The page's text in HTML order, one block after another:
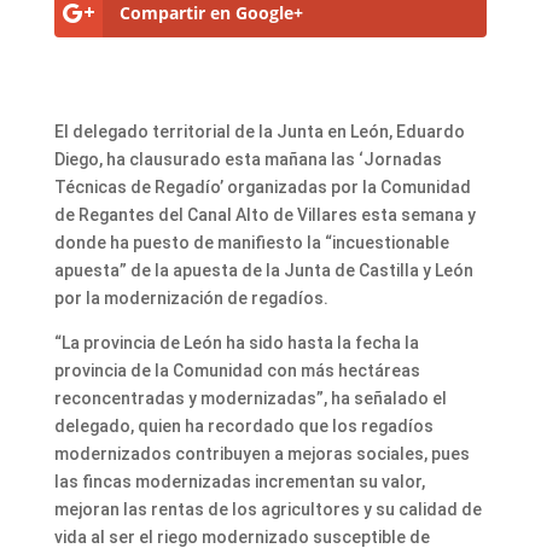
Compartir en Google+
El delegado territorial de la Junta en León, Eduardo
Diego, ha clausurado esta mañana las ‘Jornadas
Técnicas de Regadío’ organizadas por la Comunidad
de Regantes del Canal Alto de Villares esta semana y
donde ha puesto de manifiesto la “incuestionable
apuesta” de la apuesta de la Junta de Castilla y León
por la modernización de regadíos.
“La provincia de León ha sido hasta la fecha la
provincia de la Comunidad con más hectáreas
reconcentradas y modernizadas”, ha señalado el
delegado, quien ha recordado que los regadíos
modernizados contribuyen a mejoras sociales, pues
las fincas modernizadas incrementan su valor,
mejoran las rentas de los agricultores y su calidad de
vida al ser el riego modernizado susceptible de